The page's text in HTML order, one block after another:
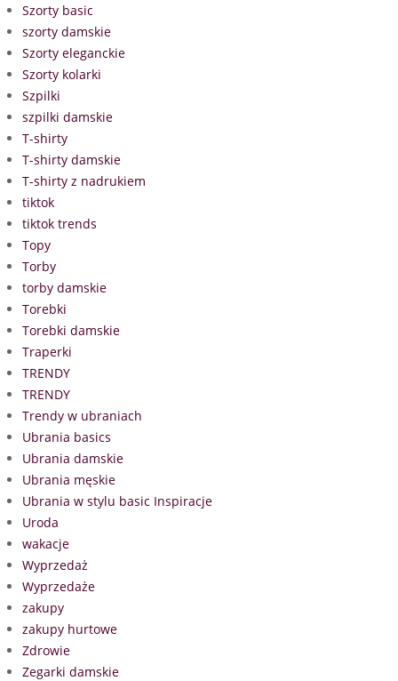
Szorty basic
szorty damskie
Szorty eleganckie
Szorty kolarki
Szpilki
szpilki damskie
T-shirty
T-shirty damskie
T-shirty z nadrukiem
tiktok
tiktok trends
Topy
Torby
torby damskie
Torebki
Torebki damskie
Traperki
TRENDY
TRENDY
Trendy w ubraniach
Ubrania basics
Ubrania damskie
Ubrania męskie
Ubrania w stylu basic Inspiracje
Uroda
wakacje
Wyprzedaż
Wyprzedaże
zakupy
zakupy hurtowe
Zdrowie
Zegarki damskie